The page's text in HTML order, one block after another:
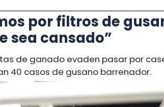
por filtros de
sea cansado”
de ganado evaden pasar por
40 casos de gusano barrenador.